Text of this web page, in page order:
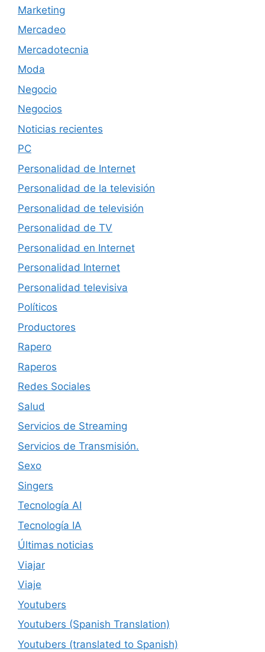
Marketing
Mercadeo
Mercadotecnia
Moda
Negocio
Negocios
Noticias recientes
PC
Personalidad de Internet
Personalidad de la televisión
Personalidad de televisión
Personalidad de TV
Personalidad en Internet
Personalidad Internet
Personalidad televisiva
Políticos
Productores
Rapero
Raperos
Redes Sociales
Salud
Servicios de Streaming
Servicios de Transmisión.
Sexo
Singers
Tecnología AI
Tecnología IA
Últimas noticias
Viajar
Viaje
Youtubers
Youtubers (Spanish Translation)
Youtubers (translated to Spanish)